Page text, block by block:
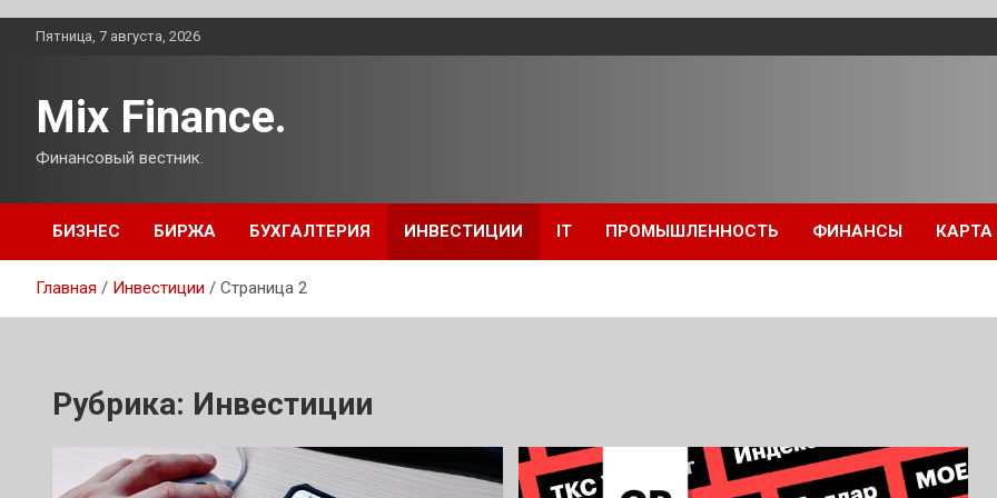
ПерейтиПятница, 7 августа, 2026
Mix Finance.
Финансовый вестник.
БИЗНЕС БИРЖА БУХГАЛТЕРИЯ ИНВЕСТИЦИИ IT ПРОМЫШЛЕННОСТЬ ФИНАНСЫ
Главная Инвестиции Страница 2
Рубрика: Инвестиции